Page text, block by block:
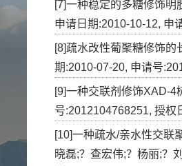
[7]一种稳定的多糖修饰明
申请日期:2010-10-12, 申
[8]疏水改性葡聚糖修饰的
期:2010-07-20, 申请号
[9]一种交联剂修饰XAD-4
号:2012104768251, 授权
[10]一种疏水/亲水性交联
晓磊;？查宏伟;？杨丽;？